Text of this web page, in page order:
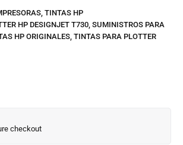
, TINTAS HP
HP DESIGNJET T730, SUMINISTROS PARA
HP ORIGINALES, TINTAS PARA PLOTTER
checkout